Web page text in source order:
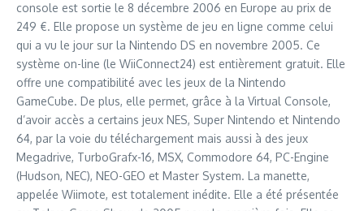
console est sortie le 8 décembre 2006 en Europe au prix de
249 €. Elle propose un système de jeu en ligne comme celui
qui a vu le jour sur la Nintendo DS en novembre 2005. Ce
système on-line (le WiiConnect24) est entièrement gratuit. Elle
offre une compatibilité avec les jeux de la Nintendo
GameCube. De plus, elle permet, grâce à la Virtual Console,
d’avoir accès a certains jeux NES, Super Nintendo et Nintendo
64, par la voie du téléchargement mais aussi à des jeux
Megadrive, TurboGrafx-16, MSX, Commodore 64, PC-Engine
(Hudson, NEC), NEO-GEO et Master System. La manette,
appelée Wiimote, est totalement inédite. Elle a été présentée